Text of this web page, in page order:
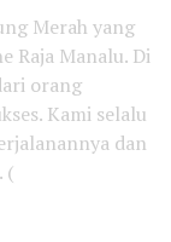
Merah yang
Raja Manalu. Di
orang
Kami selalu
dan
(